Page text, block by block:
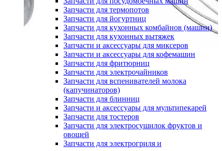
Запчасти для термопотов
Запчасти для йогуртниц
Запчасти для кухонных комбайнов (машин)
Запчасти для кухонных вытяжек
Запчасти и аксессуары для миксеров
Запчасти и аксессуары для кофемашин
Запчасти для фритюрниц
Запчасти для электрочайников
Запчасти для вспенивателей молока
(капучинаторов)
Запчасти для блинниц
Запчасти и аксессуары для мультипекарей
Запчасти для тостеров
Запчасти для электросушилок фруктов и
овощей
Запчасти для электрогриля и